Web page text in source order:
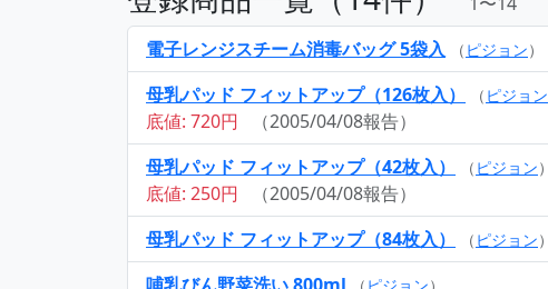
電子レンジスチーム消毒バッグ 5袋入
（ ピジョン）
母乳パッド フィットアップ（126枚入） （ ピジョン
底値: 720円
（2005/04/08報告）
母乳パッド フィットアップ（42枚入）
（ ピジョン）
底値: 250円
（2005/04/08報告）
母乳パッド フィットアップ（84枚入）
（ ピジョン）